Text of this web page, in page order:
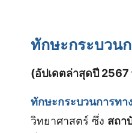
ทักษะกระบวน
(อัปเดตล่าสุดปี
ทักษะกระบวนการทา
วิทยาศาสตร์ ซึ่ง สถา